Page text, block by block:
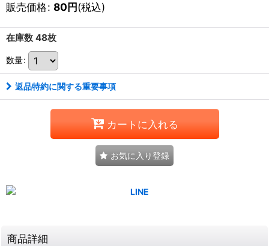
販売価格: 80円(税込)
在庫数 48枚
数量:
返品特約に関する重要事項
カートに入れる
お気に入り登録
商品詳細